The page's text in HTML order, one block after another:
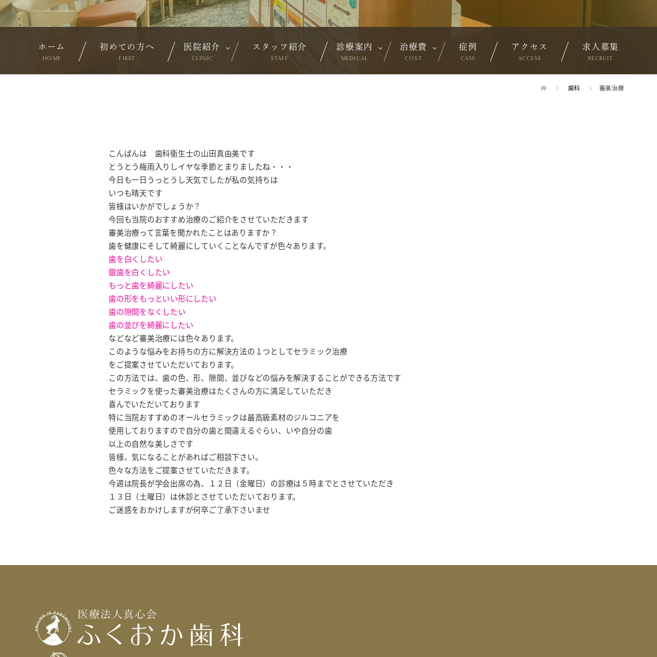
ホーム
HOME
初めての方へ
FIRST
医院紹介
CLINIC
スタッフ紹介
STAFF
診療案内
MEDICAL
治療費
COST
症例
CASE
アクセス
ACCESS
求人募集
RECRUIT
歯科 審美治療
こんばんは 歯科衛生士の山田真由美です
とうとう梅雨入りしイヤな季節とまりましたね・・・
今日も一日うっとうし天気でしたが私の気持ちは
いつも晴天です
皆様はいかがでしょうか？
今回も当院のおすすめ治療のご紹介をさせていただきます
審美治療って言葉を聞かれたことはありますか？
歯を健康にそして綺麗にしていくことなんですが色々あります。
歯を白くしたい
銀歯を白くしたい
もっと歯を綺麗にしたい
歯の形をもっといい形にしたい
歯の隙間をなくしたい
歯の並びを綺麗にしたい
などなど審美治療には色々あります。
このような悩みをお持ちの方に解決方法の１つとしてセラミック治療
をご提案させていただいております。
この方法では、歯の色、形、隙間、並びなどの悩みを解決することができる方法です
セラミックを使った審美治療はたくさんの方に満足していただき
喜んでいただいております
特に当院おすすめのオールセラミックは最高級素材のジルコニアを
使用しておりますので自分の歯と間違えるぐらい、いや自分の歯
以上の自然な美しさです
皆様、気になることがあればご相談下さい。
色々な方法をご提案させていただきます。
今週は院長が学会出席の為、１２日（金曜日）の診療は５時までとさせていただき
１３日（土曜日）は休診とさせていただいております。
ご迷惑をおかけしますが何卒ご了承下さいませ